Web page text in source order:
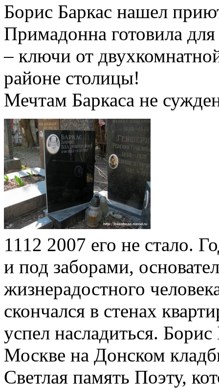
Борис Баркас нашел
Примадонна готовила
– ключи от
районе столицы!
Мечтам Баркаса не
1112 2007 его не стало.
и под заборами,
жизнерадостного
скончался в стенах
успел насладиться.
Москве на Донском
Светлая память Поэту,